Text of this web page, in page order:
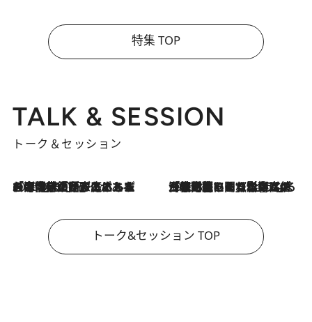
特集 TOP
TALK & SESSION
トーク＆セッション
2026.8.3
「今後値上げがあるとすれば…」「リスクがあるのは今年の冬」エネルギー専門家が語る、ホルムズ海峡封鎖が家庭にもたらす“ある心配” 2026.8.3
「住宅建てられない…」「サーチャージ料の高値が続いている」ホルムズ海峡封鎖による影響はいつまで続く？《エネルギー専門家に聞く“どうなる日本の暮らし”》
トーク&セッション TOP